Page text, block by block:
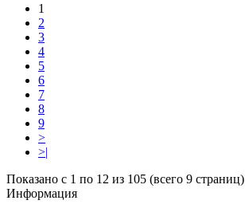
1
2
3
4
5
6
7
8
9
>
>|
Показано с 1 по 12 из 105 (всего 9 страниц)
Информация